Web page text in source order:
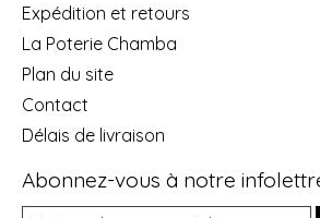
Expédition et retours
La Poterie Chamba
Plan du site
Contact
Délais de livraison
Abonnez-vous à notre